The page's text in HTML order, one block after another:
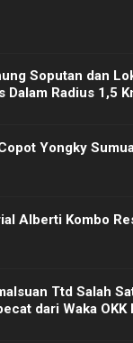
Soputan dan
Dalam Radius 1,5
Yongky
Alberti Kombo
Ttd Salah
dari Waka OKK